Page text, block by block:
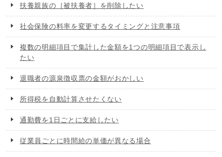
扶養親族の［被扶養者］を削除したい
社会保険の料率を変更するタイミングと注意事項
複数の明細項目で集計した金額を1つの明細項目で表示し
たい
退職者の源泉徴収票の金額がおかしい
所得税を自動計算させたくない
通勤費を1日ごとに支給したい
従業員ごとに時間給の単価が異なる場合